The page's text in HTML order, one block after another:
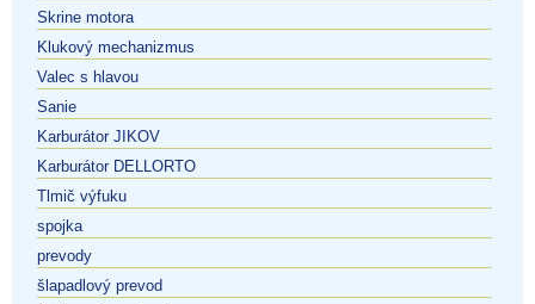
Skrine motora
Klukový mechanizmus
Valec s hlavou
Sanie
Karburátor JIKOV
Karburátor DELLORTO
Tlmič výfuku
spojka
prevody
šlapadlový prevod